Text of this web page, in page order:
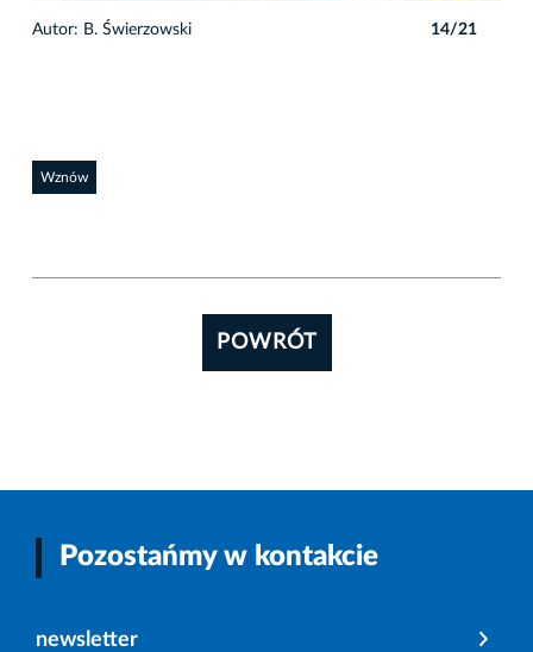
Autor: B. Świerzowski 14/21
Wznów
POWRÓT
Pozostańmy w kontakcie
newsletter